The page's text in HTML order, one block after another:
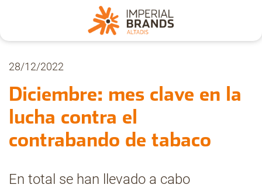
Nosotros
Secciones
Denuncia
Pregúntanos
28/12/2022
Diciembre: mes clave en la
lucha contra el
contrabando de tabaco
En total se han llevado a cabo